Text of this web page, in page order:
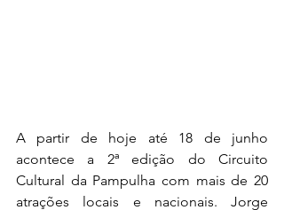
A partir de hoje até 18 de junho
acontece a 2ª edição do Circuito
Cultural da Pampulha com mais de 20
atrações locais e nacionais. Jorge